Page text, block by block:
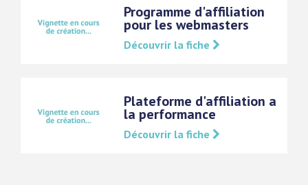
Programme d'affiliation
pour les webmasters
Découvrir la fiche
Plateforme d'affiliation a
la performance
Découvrir la fiche